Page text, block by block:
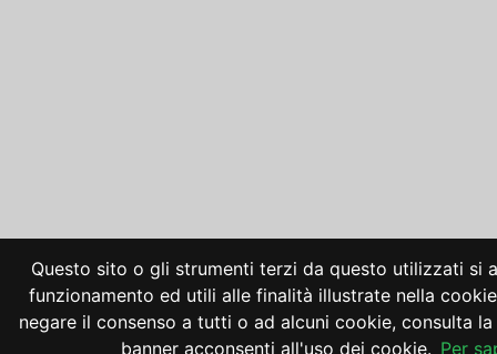
Questo sito o gli strumenti terzi da questo utilizzati si
funzionamento ed utili alle finalità illustrate nella
negare il consenso a tutti o ad alcuni cookie, consulta
banner acconsenti all'uso dei cookie. Per